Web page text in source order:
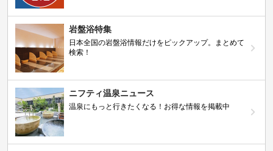
岩盤浴特集
日本全国の岩盤浴情報だけをピックアップ。まとめて
検索！
ニフティ温泉ニュース
温泉にもっと行きたくなる！お得な情報を掲載中